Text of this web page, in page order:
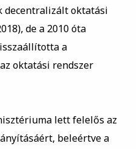
decentralizált oktatási
de a 2010 óta
a
oktatási rendszer
lett felelős az
beleértve a